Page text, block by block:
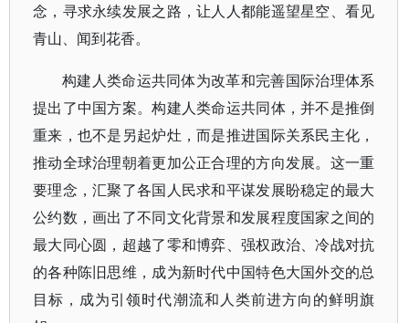
念，寻求永续发展之路，让人人都能遥望星空、看见
青山、闻到花香。
构建人类命运共同体为改革和完善国际治理体系
提出了中国方案。构建人类命运共同体，并不是推倒
重来，也不是另起炉灶，而是推进国际关系民主化，
推动全球治理朝着更加公正合理的方向发展。这一重
要理念，汇聚了各国人民求和平谋发展盼稳定的最大
公约数，画出了不同文化背景和发展程度国家之间的
最大同心圆，超越了零和博弈、强权政治、冷战对抗
的各种陈旧思维，成为新时代中国特色大国外交的总
目标，成为引领时代潮流和人类前进方向的鲜明旗